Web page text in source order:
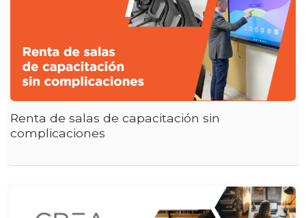
Renta de salas de capacitación sin
complicaciones